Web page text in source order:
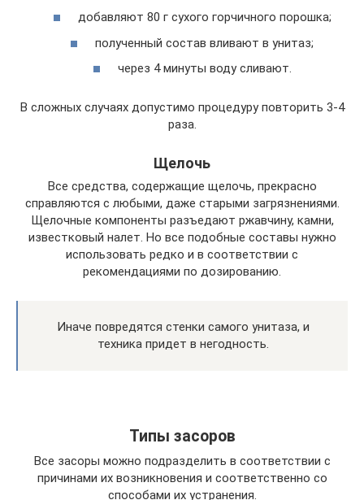
добавляют 80 г сухого горчичного порошка;
полученный состав вливают в унитаз;
через 4 минуты воду сливают.
В сложных случаях допустимо процедуру повторить 3-4
раза.
Щелочь
Все средства, содержащие щелочь, прекрасно
справляются с любыми, даже старыми загрязнениями.
Щелочные компоненты разъедают ржавчину, камни,
известковый налет. Но все подобные составы нужно
использовать редко и в соответствии с
рекомендациями по дозированию.
Иначе повредятся стенки самого унитаза, и
техника придет в негодность.
Типы засоров
Все засоры можно подразделить в соответствии с
причинами их возникновения и соответственно со
способами их устранения.